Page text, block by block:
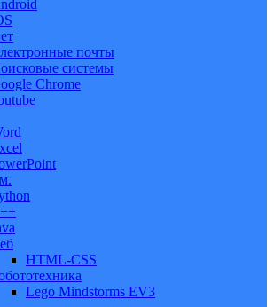
почты
системы
Chrome
HTML-CSS
Lego Mindstorms EV3